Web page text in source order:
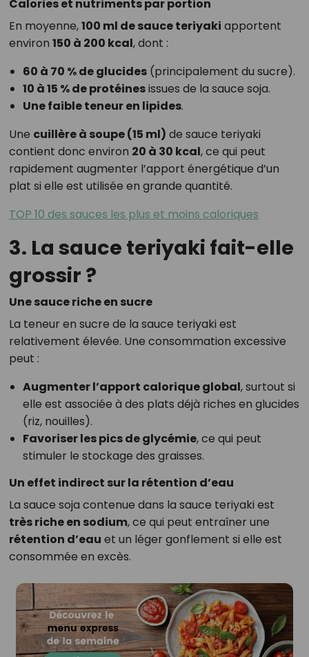
Calories et nutriments par portion
En moyenne,100 ml de sauce teriyaki apportent
environ 150 à 200 kcal, dont :
60 à 70 % de glucides(principalement du sucre).
10 à 15 % de protéinesissues de la sauce soja.
Une faible teneur en lipides.
Une cuillère à soupe (15 ml) de sauce teriyaki
contient donc environ 20 à 30 kcal, ce qui peut
rapidement augmenter l’apport énergétique d’un
plat si elle est utilisée en grande quantité.
TOP 10 des sauces les plus et moins caloriques
3. La sauce teriyaki fait-elle
grossir ?
Une sauce riche en sucre
La teneur en sucre de la sauce teriyaki est
relativement élevée. Une consommation excessive
peut :
Augmenter l’apport calorique global, surtout si
elle est associée à des plats déjà riches en glucides
(riz, nouilles).
Favoriser les pics de glycémie, ce qui peut
stimuler le stockage des graisses.
Un effet indirect sur la rétention d’eau
La sauce soja contenue dans la sauce teriyaki est
très riche en sodium, ce qui peut entraîner une
rétention d’eau et un léger gonflement si elle est
consommée en excès.